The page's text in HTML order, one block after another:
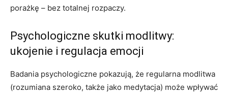
porażkę – bez totalnej rozpaczy.
Psychologiczne skutki modlitwy:
ukojenie i regulacja emocji
Badania psychologiczne pokazują, że regularna modlitwa
(rozumiana szeroko, także jako medytacja) może wpływać